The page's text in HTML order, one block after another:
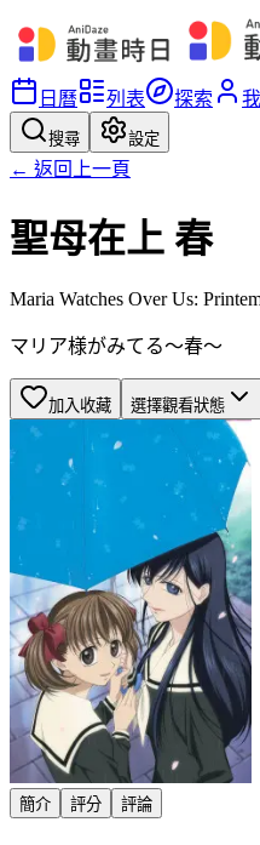
日曆 列表 探索
搜尋 設定
← 返回上一頁
聖母在上 春
Maria Watches Over Us:
マリア様がみてる～春～
加入收藏 選擇觀看狀態
簡介 評分 評論